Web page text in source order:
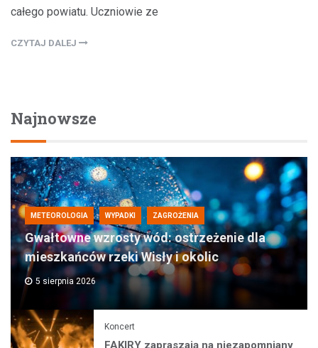
całego powiatu. Uczniowie ze
CZYTAJ DALEJ
Najnowsze
METEOROLOGIA WYPADKI ZAGROŻENIA
Gwałtowne wzrosty wód: ostrzeżenie dla
mieszkańców rzeki Wisły i okolic
5 sierpnia 2026
Koncert
FAKIRY zapraszają na niezapomniany